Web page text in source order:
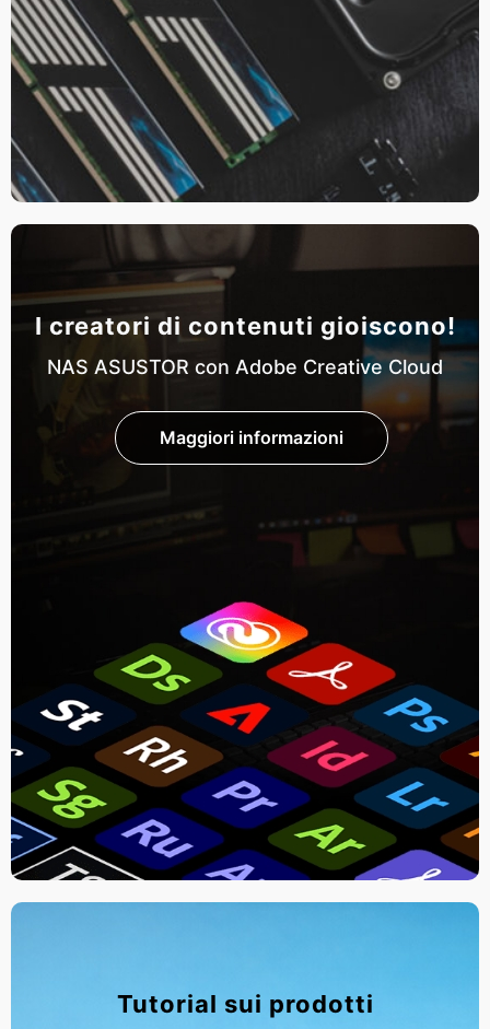
I creatori di contenuti gioiscono!
NAS ASUSTOR con Adobe Creative Cloud
Maggiori informazioni
Tutorial sui prodotti